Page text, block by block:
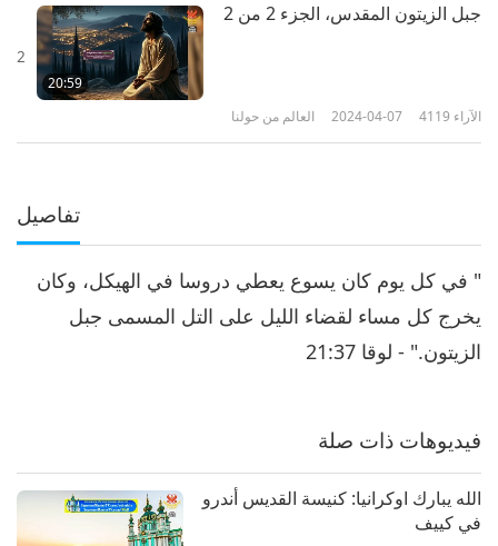
2
20:59
جبل الزيتون المقدس، الجزء 2 من 2
العالم من حولنا 2024-04-07 4119 الآراء
تفاصيل
" في كل يوم كان يسوع يعطي دروسا في الهيكل، وكان
يخرج كل مساء لقضاء الليل على التل المسمى جبل
الزيتون." - لوقا 21:37
فيديوهات ذات صلة
الله يبارك اوكرانيا: كنيسة القديس أندرو
في كييف